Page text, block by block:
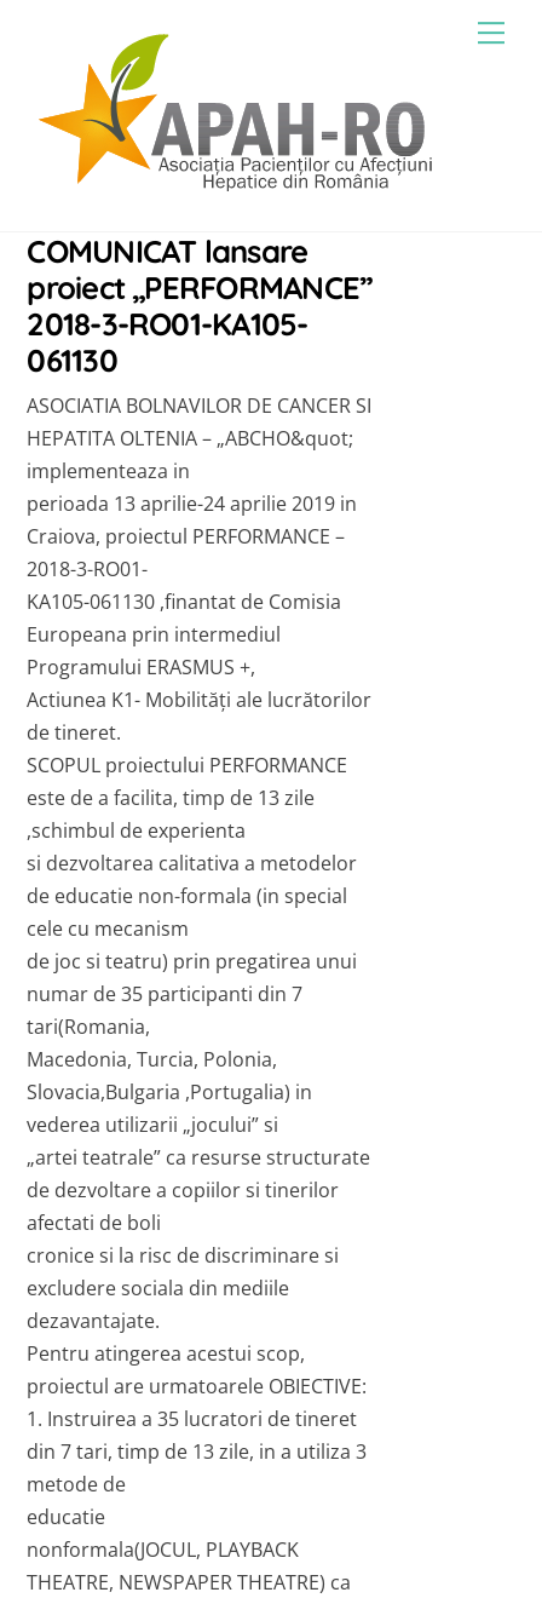
COMUNICAT lansare
proiect „PERFORMANCE”
2018-3-RO01-KA105-
061130
ASOCIATIA BOLNAVILOR DE CANCER SI
HEPATITA OLTENIA – „ABCHO&quot;
implementeaza in
perioada 13 aprilie-24 aprilie 2019 in
Craiova, proiectul PERFORMANCE –
2018-3-RO01-
KA105-061130 ,finantat de Comisia
Europeana prin intermediul
Programului ERASMUS +,
Actiunea K1- Mobilităţi ale lucrătorilor
de tineret.
SCOPUL proiectului PERFORMANCE
este de a facilita, timp de 13 zile
,schimbul de experienta
si dezvoltarea calitativa a metodelor
de educatie non-formala (in special
cele cu mecanism
de joc si teatru) prin pregatirea unui
numar de 35 participanti din 7
tari(Romania,
Macedonia, Turcia, Polonia,
Slovacia,Bulgaria ,Portugalia) in
vederea utilizarii „jocului” si
„artei teatrale” ca resurse structurate
de dezvoltare a copiilor si tinerilor
afectati de boli
cronice si la risc de discriminare si
excludere sociala din mediile
dezavantajate.
Pentru atingerea acestui scop,
proiectul are urmatoarele OBIECTIVE:
1. Instruirea a 35 lucratori de tineret
din 7 tari, timp de 13 zile, in a utiliza 3
metode de
educatie
nonformala(JOCUL, PLAYBACK
THEATRE, NEWSPAPER THEATRE) ca